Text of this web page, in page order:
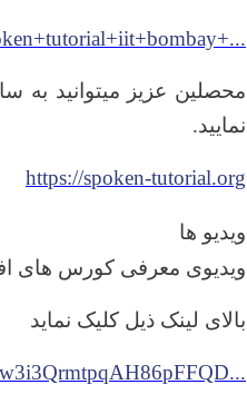
محصلین عزیز میتوانید به
نمایید.
https://spoken-tutorial.org
ویدیو ها
ویدیوی معرفی کورس های
بالای لینک ذیل کلیک نماید